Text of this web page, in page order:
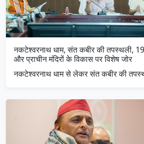
नकटेश्वरनाथ धाम, संत कबीर की तपस्थली,
और प्राचीन मंदिरों के विकास पर विशेष जोर
नकटेश्वरनाथ धाम से लेकर संत कबीर की